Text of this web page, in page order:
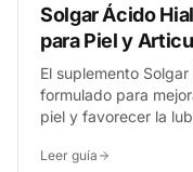
Solgar Ácido
para Piel y
El suplemento
formulado para
piel y favorecer la
colágeno y
Leer guía